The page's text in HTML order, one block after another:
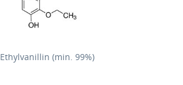
Ethylvanillin (min. 99%)